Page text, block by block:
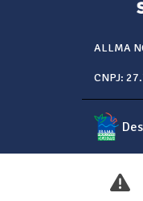
ALLMA
CNPJ: